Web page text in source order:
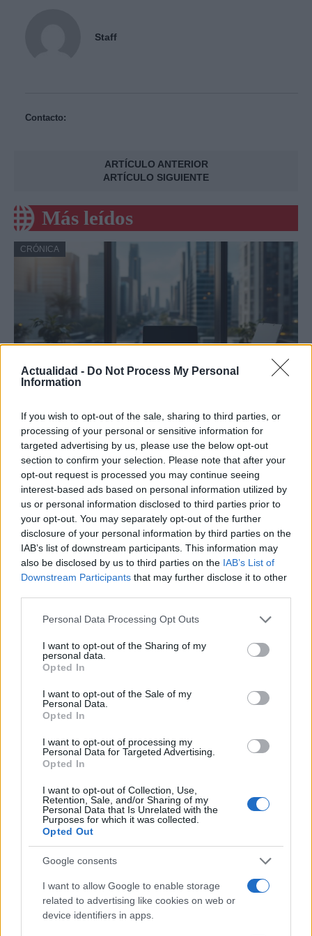
Actualidad - Do Not Process My Personal
Information
If you wish to opt-out of the sale, sharing to third parties, or
processing of your personal or sensitive information for
targeted advertising by us, please use the below opt-out
section to confirm your selection. Please note that after your
opt-out request is processed you may continue seeing
interest-based ads based on personal information utilized by
us or personal information disclosed to third parties prior to
your opt-out. You may separately opt-out of the further
disclosure of your personal information by third parties on the
IAB’s list of downstream participants. This information may
also be disclosed by us to third parties on the IAB’s List of
Downstream Participants that may further disclose it to other
Please note that this website/app uses one or more Google
not limited to your visit or usage behaviour. You may click to
grant or deny consent to Google and its third-party tags to
use your data for below specified purposes in below Google
consent section.
Personal Data Processing Opt Outs
I want to opt-out of the Sharing of my
personal data.
Opted In
I want to opt-out of the Sale of my
Personal Data.
Opted In
I want to opt-out of processing my
Personal Data for Targeted Advertising.
Opted In
I want to opt-out of Collection, Use,
Retention, Sale, and/or Sharing of my
Personal Data that Is Unrelated with the
Purposes for which it was collected.
Opted Out
Google consents
I want to allow Google to enable storage
related to advertising like cookies on web or
device identifiers in apps.
Staff
Contacto:
ARTÍCULO ANTERIOR
ARTÍCULO SIGUIENTE
Más leídos
CRÓNICA
Amparo Moraleda asume la
vicepresidencia de CaixaBank
La trayectoria de Moraleda promete un nuevo rumbo…
CRÓNICA
Nuevo giro en el caso Yéremi Vargas:
desvelan el informe forense
El ‘caso Yéremi Vargas’, el niño desaparecido en 2007…
CRÓNICA